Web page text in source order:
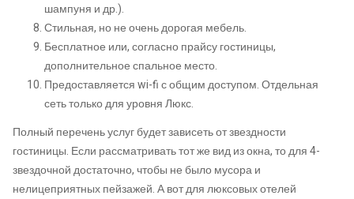
шампуня и др.).
Стильная, но не очень дорогая мебель.
Бесплатное или, согласно прайсу гостиницы,
дополнительное спальное место.
Предоставляется wi-fi с общим доступом. Отдельная
сеть только для уровня Люкс.
Полный перечень услуг будет зависеть от звездности
гостиницы. Если рассматривать тот же вид из окна, то для 4-
звездочной достаточно, чтобы не было мусора и
нелицеприятных пейзажей. А вот для люксовых отелей